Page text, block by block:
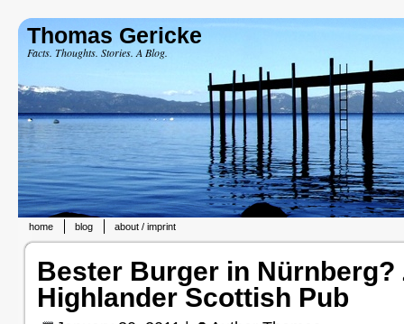
Thomas Gericke
Facts. Thoughts. Stories. A Blog.
home blog about / imprint
Bester Burger in Nürnberg?
Highlander Scottish Pub